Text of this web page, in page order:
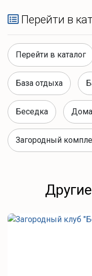
Перейти в
Перейти в каталог
База отдыха
Беседка
Загородный